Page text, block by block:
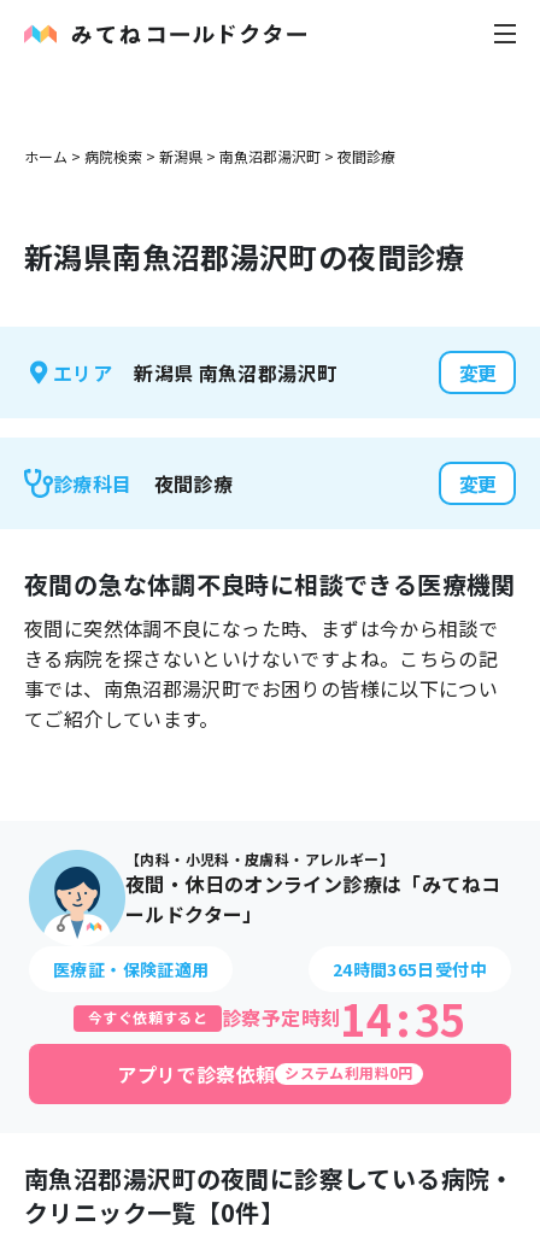
内科
花粉症
感染症
よくあるご質問
ホーム > 病院検索 > 新潟県 > 南魚沼郡湯沢町 > 夜間診療
新潟県南魚沼郡湯沢町の夜間診療
エリア 新潟県 南魚沼郡湯沢町 変更
診療科目 夜間診療 変更
夜間の急な体調不良時に相談できる医療機関
夜間に突然体調不良になった時、まずは今から相談で
きる病院を探さないといけないですよね。こちらの記
事では、 南魚沼郡湯沢町でお困りの皆様に以下につい
てご紹介しています。
【内科・小児科・皮膚科・アレルギー】
夜間・休日のオンライン診療は「みてねコ
ールドクター」
医療証・保険証適用 24時間365日受付中
今すぐ依頼すると 診察予定時刻14:35
アプリで診察依頼 システム利用料0円
南魚沼郡湯沢町の夜間に診察している病院・
クリニック一覧【0件】